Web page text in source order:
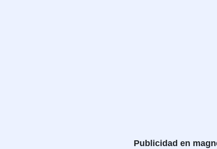
Publicidad en